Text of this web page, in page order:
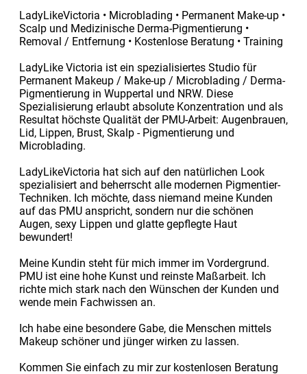
LadyLikeVictoria • Microblading • Permanent Make-up •
Scalp und Medizinische Derma-Pigmentierung •
Removal / Entfernung • Kostenlose Beratung • Training
LadyLike Victoria ist ein spezialisiertes Studio für
Permanent Makeup / Make-up / Microblading / Derma-
Pigmentierung in Wuppertal und NRW. Diese
Spezialisierung erlaubt absolute Konzentration und als
Resultat höchste Qualität der PMU-Arbeit: Augenbrauen,
Lid, Lippen, Brust, Skalp - Pigmentierung und
Microblading.
LadyLikeVictoria hat sich auf den natürlichen Look
spezialisiert and beherrscht alle modernen Pigmentier-
Techniken. Ich möchte, dass niemand meine Kunden
auf das PMU anspricht, sondern nur die schönen
Augen, sexy Lippen und glatte gepflegte Haut
bewundert!
Meine Kundin steht für mich immer im Vordergrund.
PMU ist eine hohe Kunst und reinste Maßarbeit. Ich
richte mich stark nach den Wünschen der Kunden und
wende mein Fachwissen an.
Ich habe eine besondere Gabe, die Menschen mittels
Makeup schöner und jünger wirken zu lassen.
Kommen Sie einfach zu mir zur kostenlosen Beratung